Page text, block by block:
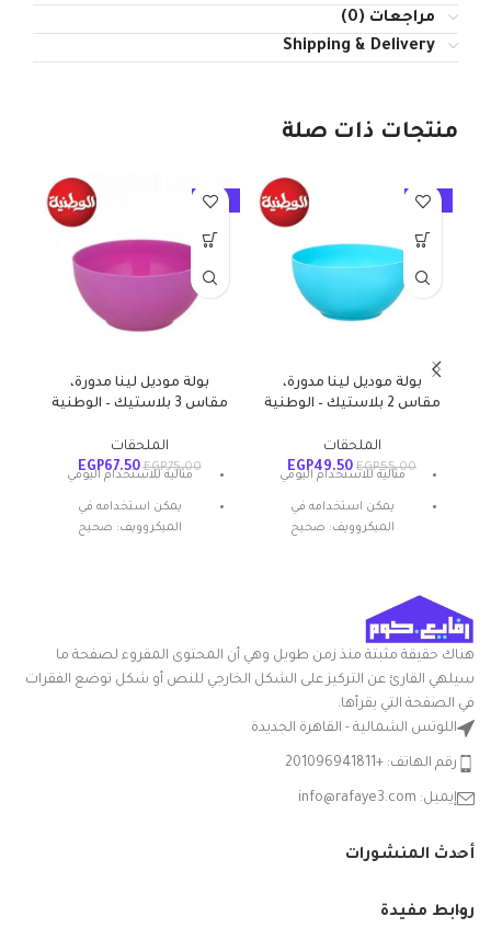
مراجعات (0)
Shipping & Delivery
منتجات ذات صلة
-10%
بولة موديل لينا مدورة،
مقاس 2 بلاستيك – الوطنية
الملحقات
EGP55.00
EGP49.50
مثالية للاستخدام اليومي
يمكن استخدامه في
الميكروويف: صحيح
تعليمات العناية: غسيل يدوي
ميزة خاصة: المتانة
-10%
بولة موديل لينا مدورة،
مقاس 3 بلاستيك – الوطنية
الملحقات
EGP75.00
EGP67.50
مثالية للاستخدام اليومي
يمكن استخدامه في
الميكروويف: صحيح
ميزة خاصة: المتانة
هناك حقيقة مثبتة منذ زمن طويل وهي أن المحتوى المقروء لصفحة ما
سيلهي القارئ عن التركيز على الشكل الخارجي للنص أو شكل توضع الفقرات
في الصفحة التي يقرأها.
اللوتس الشمالية - القاهرة الجديدة
رقم الهاتف: +201096941811
إيميل: info@rafaye3.com
أحدث المنشورات
روابط مفيدة